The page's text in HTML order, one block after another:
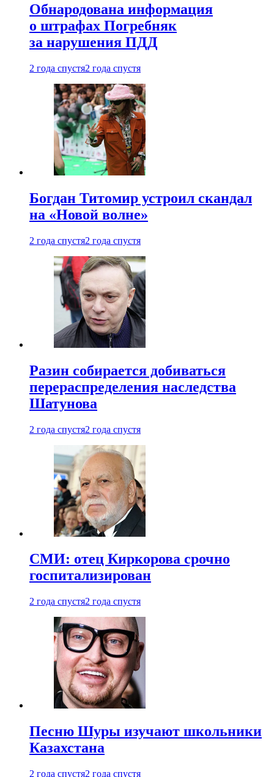
Обнародована информация
о штрафах Погребняк
за нарушения ПДД
2 года спустя2 года спустя
Богдан Титомир устроил скандал
на «Новой волне»
2 года спустя2 года спустя
Разин собирается добиваться
перераспределения наследства
Шатунова
2 года спустя2 года спустя
СМИ: отец Киркорова срочно
госпитализирован
2 года спустя2 года спустя
Песню Шуры изучают школьники
Казахстана
2 года спустя2 года спустя